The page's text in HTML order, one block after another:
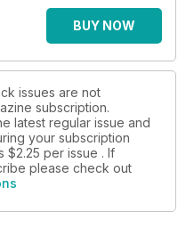
ein Gespräch mit
Jones über Masturbation
Selbstbewusstsein, die
und Netflix' „Sex
eine der ersten Frauen, die
Nach einem Autounfall
trainiert heute immer noch
Expertin. Was Tennis mit
vor und während des
hat sie uns im Interview
BUY NOW
issues are not
subscription.
latest regular issue and
your subscription
$2.25 per issue . If
please check out